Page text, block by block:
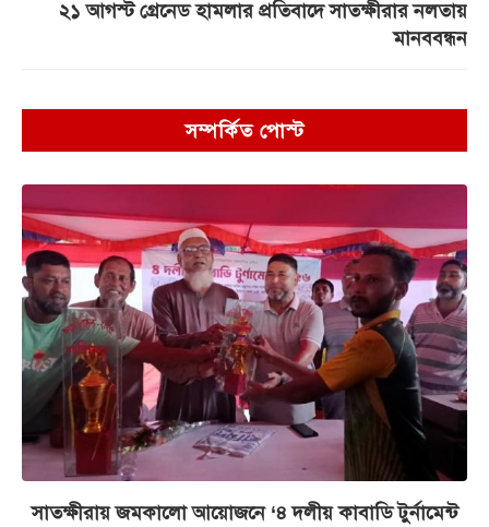
২১ আগস্ট গ্রেনেড হামলার প্রতিবাদে সাতক্ষীরার নলতায়
মানববন্ধন
সম্পর্কিত পোস্ট
সাতক্ষীরায় জমকালো আয়োজনে ‘৪ দলীয় কাবাডি টুর্নামেন্ট